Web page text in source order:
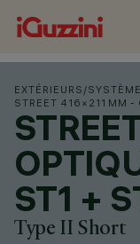
EXTÉRIEURS /
STREET 416×211 MM -
ST1 +
Type II Short